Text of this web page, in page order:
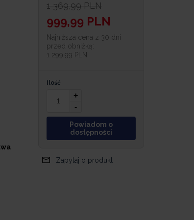
1 369,99 PLN
999,99 PLN
Najniższa cena z 30 dni
przed obniżką:
1 299,99 PLN
Ilość
+
-
Powiadom o
dostępności
Zapytaj o produkt